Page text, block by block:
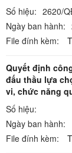
Số hiệu: 2620/
Ngày ban hành:
File đính kèm:
Quyết định
đấu thầu lựa
vi, chức năng
Số hiệu:
Ngày ban hành:
File đính kèm: